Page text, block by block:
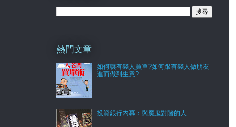
熱門文章
如何讓有錢人買單?如何跟有錢人做朋友
進而做到生意?
投資銀行內幕：與魔鬼對賭的人